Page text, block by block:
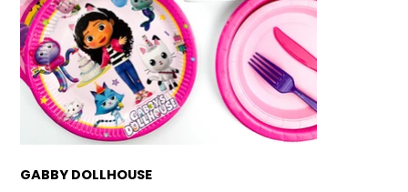
GABBY DOLLHOUSE